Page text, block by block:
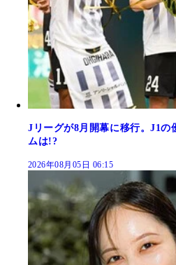
Jリーグが8月開幕に移行。J1の
ムは!?
2026年08月05日 06:15